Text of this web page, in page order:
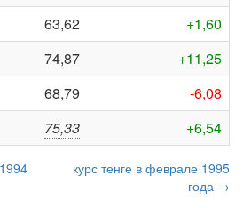
63,62
+1,60
74,87
+11,25
68,79
-6,08
75,33 +6,54
курс тенге в феврале 1995
года →